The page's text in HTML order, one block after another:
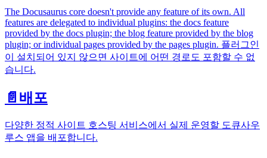
The Docusaurus core doesn't provide any feature of its own. All
features are delegated to individual plugins: the docs feature
provided by the docs plugin; the blog feature provided by the blog
plugin; or individual pages provided by the pages plugin. 플러그인
이 설치되어 있지 않으면 사이트에 어떤 경로도 포함할 수 없
습니다.
📄️ 배포
다양한 정적 사이트 호스팅 서비스에서 실제 운영할 도큐사우
루스 앱을 배포합니다.